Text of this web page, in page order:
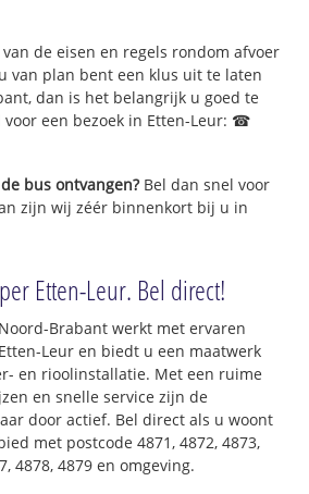
de eisen en regels rondom afvoer
van plan bent een klus uit te laten
dan is het belangrijk u goed te
voor een bezoek in Etten-Leur: ☎
bus ontvangen?Bel dan snel voor
zijn wij zéér binnenkort bij u in
Etten-Leur. Bel direct!
Brabant werkt met ervaren
Leur en biedt u een maatwerk
en rioolinstallatie. Met een ruime
en snelle service zijn de
door actief. Bel direct als u woont
met postcode 4871, 4872, 4873,
4878, 4879 en omgeving.